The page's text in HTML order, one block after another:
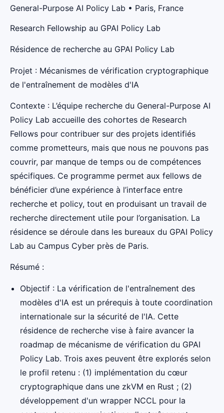
General-Purpose AI Policy Lab • Paris, France
Research Fellowship au GPAI Policy Lab
Résidence de recherche au GPAI Policy Lab
Projet : Mécanismes de vérification cryptographique
de l'entraînement de modèles d'IA
Contexte : L’équipe recherche du General-Purpose AI
Policy Lab accueille des cohortes de Research
Fellows pour contribuer sur des projets identifiés
comme prometteurs, mais que nous ne pouvons pas
couvrir, par manque de temps ou de compétences
spécifiques. Ce programme permet aux fellows de
bénéficier d’une expérience à l’interface entre
recherche et policy, tout en produisant un travail de
recherche directement utile pour l’organisation. La
résidence se déroule dans les bureaux du GPAI Policy
Lab au Campus Cyber près de Paris.
Résumé :
Objectif : La vérification de l'entraînement des
modèles d'IA est un prérequis à toute coordination
internationale sur la sécurité de l'IA. Cette
résidence de recherche vise à faire avancer la
roadmap de mécanisme de vérification du GPAI
Policy Lab. Trois axes peuvent être explorés selon
le profil retenu : (1) implémentation du cœur
cryptographique dans une zkVM en Rust ; (2)
développement d'un wrapper NCCL pour la